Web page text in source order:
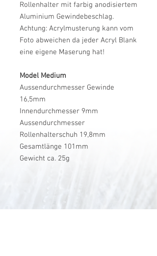
Rollenhalter mit farbig anodisiertem
Aluminium Gewindebeschlag.
Achtung: Acrylmusterung kann vom
Foto abweichen da jeder Acryl Blank
eine eigene Maserung hat!
Model Medium
Aussendurchmesser Gewinde
16,5mm
Innendurchmesser 9mm
Aussendurchmesser
Rollenhalterschuh 19,8mm
Gesamtlänge 101mm
Gewicht ca. 25g